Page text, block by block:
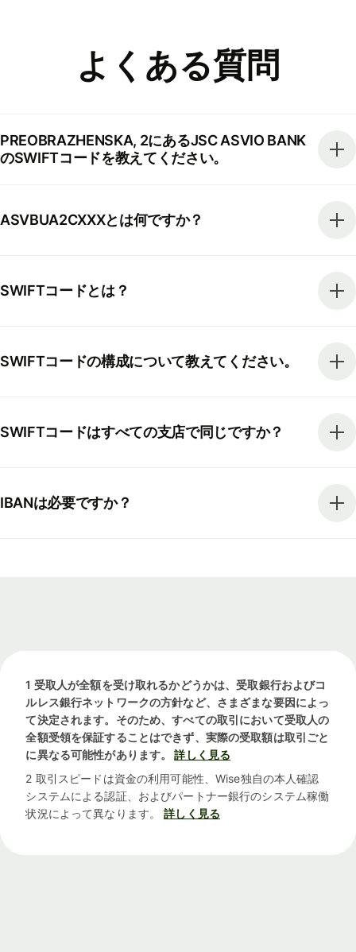
よくある質問
PREOBRAZHENSKA, 2にあるJSC ASVIO BANK
のSWIFTコードを教えてください。
ASVBUA2CXXXとは何ですか？
SWIFTコードとは？
SWIFTコードの構成について教えてください。
SWIFTコードはすべての支店で同じですか？
IBANは必要ですか？
1 受取人が全額を受け取れるかどうかは、受取銀行およびコ
ルレス銀行ネットワークの方針など、さまざまな要因によっ
て決定されます。そのため、すべての取引において受取人の
全額受領を保証することはできず、実際の受取額は取引ごと
に異なる可能性があります。
詳しく見る
2 取引スピードは資金の利用可能性、Wise独自の本人確認
システムによる認証、およびパートナー銀行のシステム稼働
状況によって異なります。
詳しく見る